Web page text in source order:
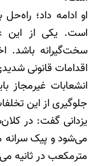
او ادامه داد؛
است. یکی از این
سخت‌گیرانه باشد.
اقدامات قانونی
انشعابات غیرمجاز
جلوگیری از این
مترمکعب در ثانیه